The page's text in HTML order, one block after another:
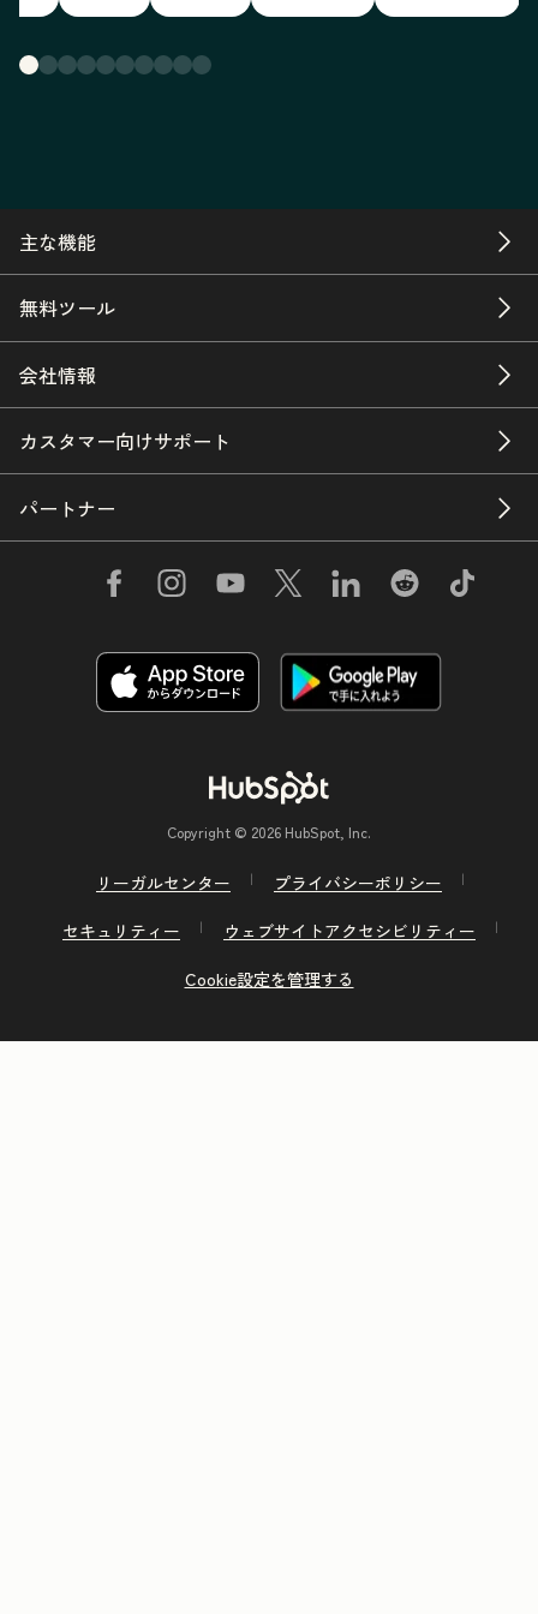
主な機能
無料ツール
会社情報
カスタマー向けサポート
パートナー
Copyright © 2026 HubSpot, Inc.
リーガルセンター
プライバシーポリシー
セキュリティー
ウェブサイトアクセシビリティー
Cookie設定を管理する